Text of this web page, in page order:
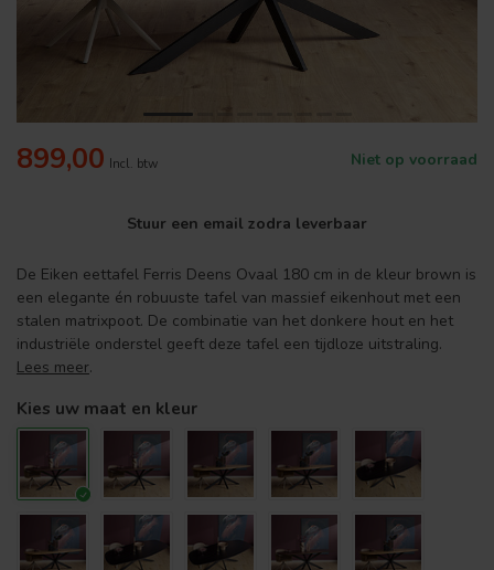
899,00 Incl. btw Niet op voorraad
Stuur een email zodra leverbaar
De Eiken eettafel Ferris Deens Ovaal 180 cm in de kleur brown is
een elegante én robuuste tafel van massief eikenhout met een
stalen matrixpoot. De combinatie van het donkere hout en het
industriële onderstel geeft deze tafel een tijdloze uitstraling.
Lees meer.
Kies uw maat en kleur